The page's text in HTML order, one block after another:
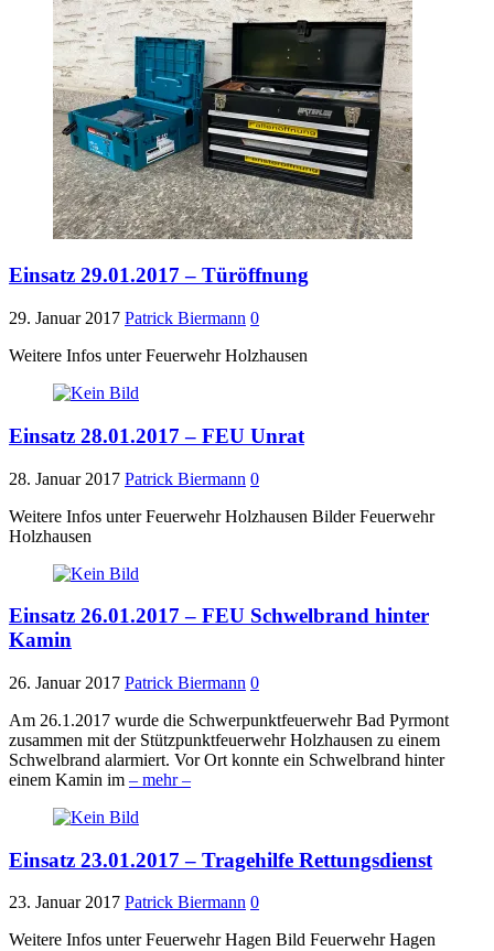
Einsatz 29.01.2017 – Türöffnung
29. Januar 2017 Patrick Biermann 0
Weitere Infos unter Feuerwehr Holzhausen
Einsatz 28.01.2017 – FEU Unrat
28. Januar 2017 Patrick Biermann 0
Weitere Infos unter Feuerwehr Holzhausen Bilder Feuerwehr
Holzhausen
Einsatz 26.01.2017 – FEU Schwelbrand hinter
Kamin
26. Januar 2017 Patrick Biermann 0
Am 26.1.2017 wurde die Schwerpunktfeuerwehr Bad Pyrmont
zusammen mit der Stützpunktfeuerwehr Holzhausen zu einem
Schwelbrand alarmiert. Vor Ort konnte ein Schwelbrand hinter
einem Kamin im – mehr –
Einsatz 23.01.2017 – Tragehilfe Rettungsdienst
23. Januar 2017 Patrick Biermann 0
Weitere Infos unter Feuerwehr Hagen Bild Feuerwehr Hagen